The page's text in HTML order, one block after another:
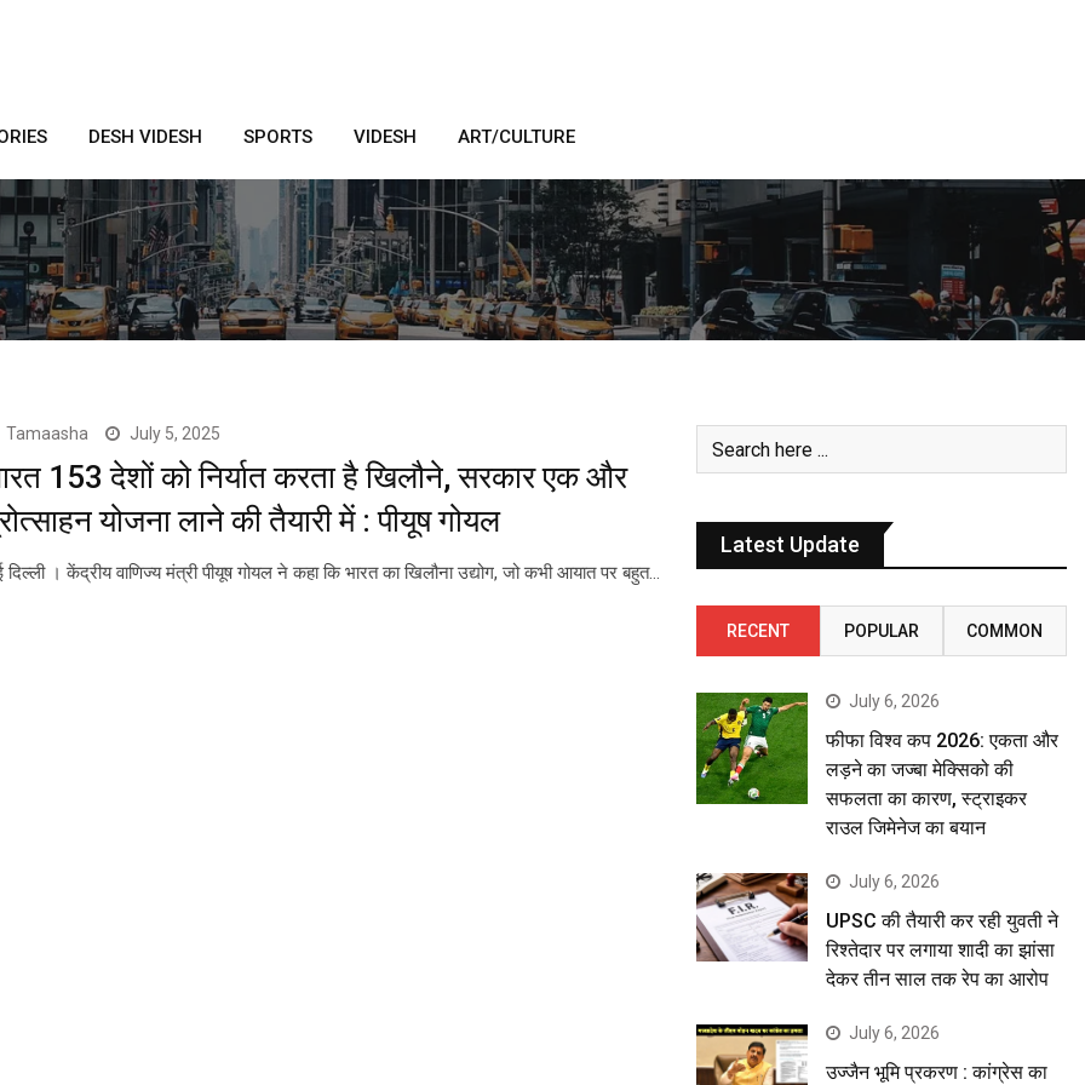
DESH VIDESH SPORTS VIDESH ART/CULTURE
Tamaasha July 5, 2025
153 देशों को निर्यात करता है खिलौने, सरकार एक और
योजना लाने की तैयारी में : पीयूष गोयल
दिल्ली । केंद्रीय वाणिज्य मंत्री पीयूष गोयल ने कहा कि भारत का खिलौना उद्योग, जो कभी आयात पर बहुत…
Latest Update
RECENT POPULAR COMMON
July 6, 2026
फीफा विश्व कप 2026: एकता और
लड़ने का जज्बा मेक्सिको की
सफलता का कारण, स्ट्राइकर
राउल जिमेनेज का बयान
July 6, 2026
UPSC की तैयारी कर रही युवती ने
रिश्तेदार पर लगाया शादी का झांसा
देकर तीन साल तक रेप का आरोप
July 6, 2026
उज्जैन भूमि प्रकरण : कांग्रेस का